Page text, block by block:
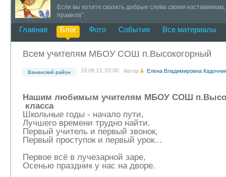
Если вы хотите сказать добрые слова своим
правила".
Главная Блог Фото События Все материалы
Всем учителям МБОУ СОШ п.Высокогорный
Ванинский район 19.09.13, 03:00 Автор Елена Владимировна
Нашим любимым учителям МБОУ СОШ
класса
Школьные годы - начало пути,
Лучшего времени трудно найти.
Первый учитель и первый звонок,
Первый проступок и первый урок...
Первое всё в лучезарной заре,
Осенью праздник у нас на дворе.